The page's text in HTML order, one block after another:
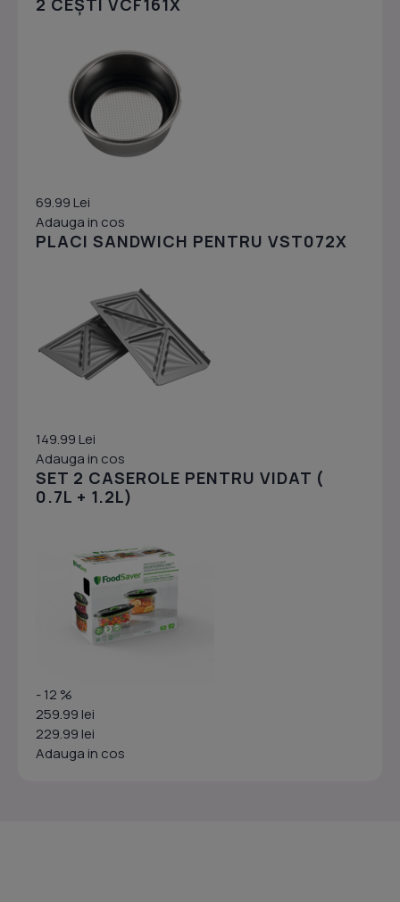
2 CEȘTI VCF161X
69.99 Lei
Adauga in cos
PLACI SANDWICH PENTRU VST072X
149.99 Lei
Adauga in cos
SET 2 CASEROLE PENTRU VIDAT (
0.7L + 1.2L)
- 12 %
259.99 lei
229.99 lei
Adauga in cos